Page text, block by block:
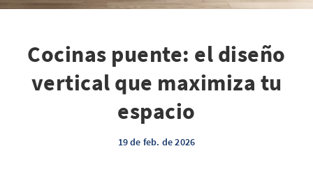
Cocinas puente: el diseño
vertical que maximiza tu
espacio
19 de feb. de 2026